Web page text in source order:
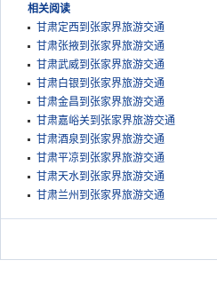
相关阅读
甘肃定西到张家界旅游交通
甘肃张掖到张家界旅游交通
甘肃武威到张家界旅游交通
甘肃白银到张家界旅游交通
甘肃金昌到张家界旅游交通
甘肃嘉峪关到张家界旅游交通
甘肃酒泉到张家界旅游交通
甘肃平凉到张家界旅游交通
甘肃天水到张家界旅游交通
甘肃兰州到张家界旅游交通